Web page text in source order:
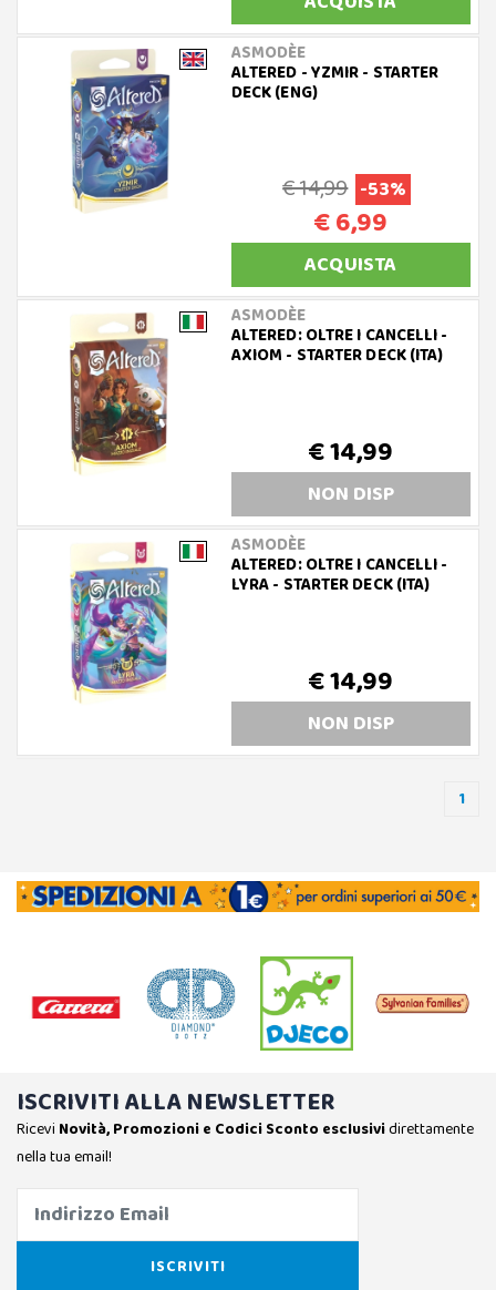
ASMODÈE
ALTERED - YZMIR - STARTER
DECK (ENG)
€ 14,99 -53%
€ 6,99
ACQUISTA
ASMODÈE
ALTERED: OLTRE I CANCELLI -
AXIOM - STARTER DECK (ITA)
€ 14,99
NON DISP
ASMODÈE
ALTERED: OLTRE I CANCELLI -
LYRA - STARTER DECK (ITA)
€ 14,99
NON DISP
1
ISCRIVITI ALLA NEWSLETTER
Ricevi Novità, Promozioni e Codici Sconto esclusividirettamente
nella tua email!